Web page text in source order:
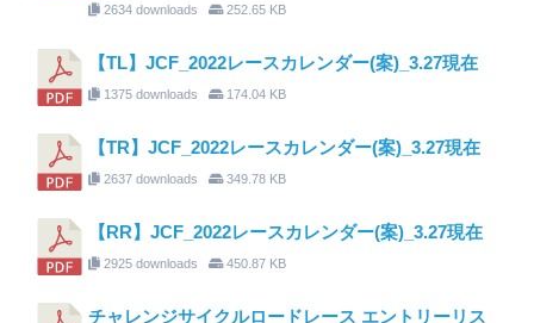
2634 downloads 252.65 KB
【TL】JCF_2022レースカレンダー(案)_3.27現在
1375 downloads 174.04 KB
【TR】JCF_2022レースカレンダー(案)_3.27現在
2637 downloads 349.78 KB
【RR】JCF_2022レースカレンダー(案)_3.27現在
2925 downloads 450.87 KB
チャレンジサイクルロードレース エントリーリス